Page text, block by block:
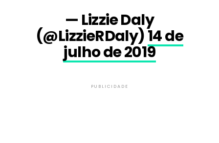
— Lizzie Daly
(@LizzieRDaly)14 de
julho de 2019
PUBLICIDADE